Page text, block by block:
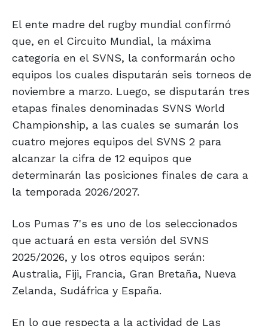
El ente madre del rugby mundial confirmó
que, en el Circuito Mundial, la máxima
categoría en el SVNS, la conformarán ocho
equipos los cuales disputarán seis torneos de
noviembre a marzo. Luego, se disputarán tres
etapas finales denominadas SVNS World
Championship, a las cuales se sumarán los
cuatro mejores equipos del SVNS 2 para
alcanzar la cifra de 12 equipos que
determinarán las posiciones finales de cara a
la temporada 2026/2027.
Los Pumas 7's es uno de los seleccionados
que actuará en esta versión del SVNS
2025/2026, y los otros equipos serán:
Australia, Fiji, Francia, Gran Bretaña, Nueva
Zelanda, Sudáfrica y España.
En lo que respecta a la actividad de Las